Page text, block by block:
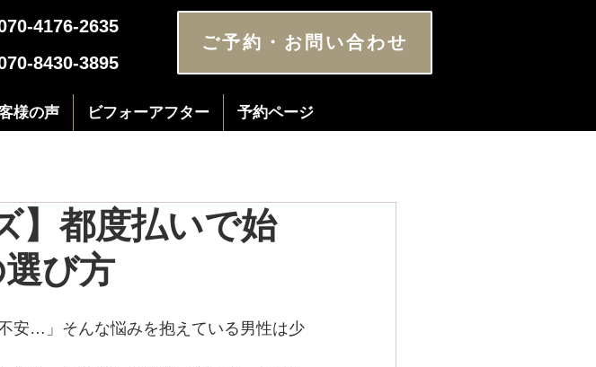
4176-2635
8430-3895
ご予約・お問い合わせ
様の声 ビフォーアフター 予約ページ
】都度払いで始
び方
安…」そんな悩みを抱えている男性は少